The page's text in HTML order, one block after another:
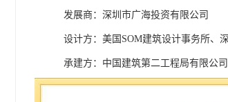
发展商：深圳市广海投资有限公司
设计方：美国SOM建筑设计事务所、
承建方：中国建筑第二工程局有限公司
项目：深圳市福田区深南中路3031号